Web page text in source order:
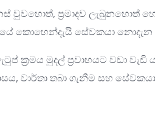
වුවහොත්, ප්‍රමාදව ලැබුනහොත්
කොහෙන්දැයි සේවකයා නොදැන
ක්‍රමය මුදල් ප්‍රවාහයට වඩා
වාර්තා තබා ගැනීම සහ